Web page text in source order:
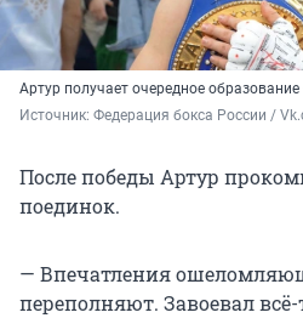
Артур получает очередное
Источник: Федерация бокса России /
После победы Артур
поединок.
— Впечатления
переполняют. Завоевал